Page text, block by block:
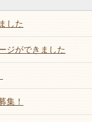
した
ジができました
集！